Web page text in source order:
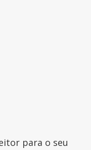
para o seu